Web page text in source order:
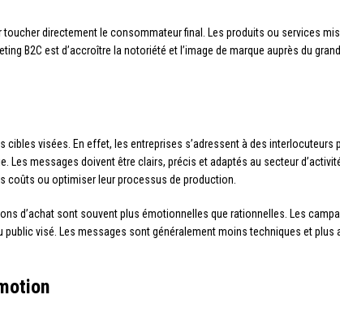
directement le consommateur final. Les produits ou services
B2C est d’accroître la notoriété et l’image de marque auprès du
cibles visées. En effet, les entreprises s’adressent à des
Les messages doivent être clairs, précis et adaptés au secteur
coûts ou optimiser leur processus de production.
d’achat sont souvent plus émotionnelles que rationnelles. Les
visé. Les messages sont généralement moins techniques et plus